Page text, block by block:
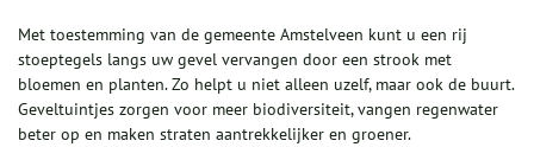
Met toestemming van de gemeente Amstelveen kunt u een rij
stoeptegels langs uw gevel vervangen door een strook met
bloemen en planten. Zo helpt u niet alleen uzelf, maar ook de buurt.
Geveltuintjes zorgen voor meer biodiversiteit, vangen regenwater
beter op en maken straten aantrekkelijker en groener.